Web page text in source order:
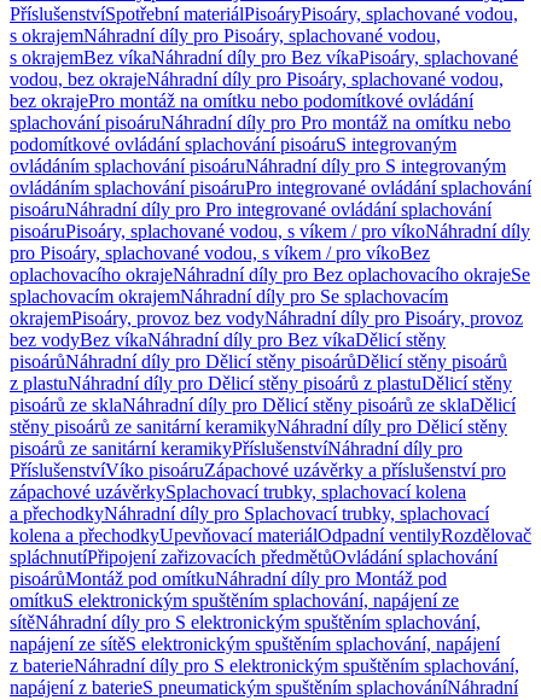
PříslušenstvíSpotřební materiálPisoáryPisoáry, splachované vodou,
s okrajemNáhradní díly pro Pisoáry, splachované vodou,
s okrajemBez víkaNáhradní díly pro Bez víkaPisoáry, splachované
vodou, bez okrajeNáhradní díly pro Pisoáry, splachované vodou,
bez okrajePro montáž na omítku nebo podomítkové ovládání
splachování pisoáruNáhradní díly pro Pro montáž na omítku nebo
podomítkové ovládání splachování pisoáruS integrovaným
ovládáním splachování pisoáruNáhradní díly pro S integrovaným
ovládáním splachování pisoáruPro integrované ovládání splachování
pisoáruNáhradní díly pro Pro integrované ovládání splachování
pisoáruPisoáry, splachované vodou, s víkem / pro víkoNáhradní díly
pro Pisoáry, splachované vodou, s víkem / pro víkoBez
oplachovacího okrajeNáhradní díly pro Bez oplachovacího okrajeSe
splachovacím okrajemNáhradní díly pro Se splachovacím
okrajemPisoáry, provoz bez vodyNáhradní díly pro Pisoáry, provoz
bez vodyBez víkaNáhradní díly pro Bez víkaDělicí stěny
pisoárůNáhradní díly pro Dělicí stěny pisoárůDělicí stěny pisoárů
z plastuNáhradní díly pro Dělicí stěny pisoárů z plastuDělicí stěny
pisoárů ze sklaNáhradní díly pro Dělicí stěny pisoárů ze sklaDělicí
stěny pisoárů ze sanitární keramikyNáhradní díly pro Dělicí stěny
pisoárů ze sanitární keramikyPříslušenstvíNáhradní díly pro
PříslušenstvíVíko pisoáruZápachové uzávěrky a příslušenství pro
zápachové uzávěrkySplachovací trubky, splachovací kolena
a přechodkyNáhradní díly pro Splachovací trubky, splachovací
kolena a přechodkyUpevňovací materiálOdpadní ventilyRozdělovač
spláchnutíPřipojení zařizovacích předmětůOvládání splachování
pisoárůMontáž pod omítkuNáhradní díly pro Montáž pod
omítkuS elektronickým spuštěním splachování, napájení ze
sítěNáhradní díly pro S elektronickým spuštěním splachování,
napájení ze sítěS elektronickým spuštěním splachování, napájení
z baterieNáhradní díly pro S elektronickým spuštěním splachování,
napájení z baterieS pneumatickým spuštěním splachováníNáhradní